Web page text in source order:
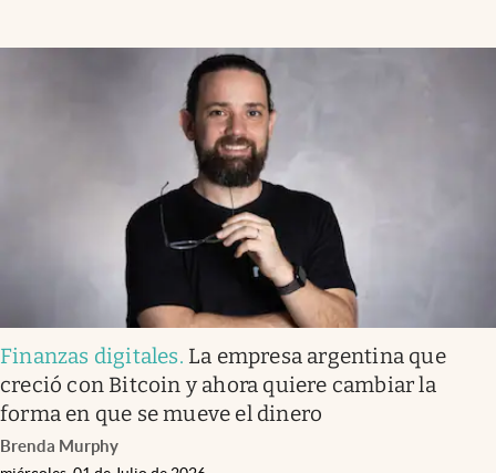
Finanzas digitales. La empresa argentina que
creció con Bitcoin y ahora quiere cambiar la
forma en que se mueve el dinero
Brenda Murphy